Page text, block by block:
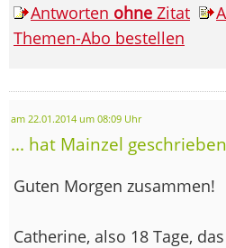
Antworten ohne Zitat
Themen-Abo bestellen
am 22.01.2014 um 08:09 Uhr
... hat Mainzel
Guten Morgen zusammen!
Catherine, also 18 Tage,